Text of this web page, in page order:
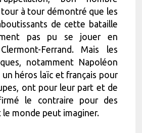
à tour démontré que les
de cette bataille
pas pu se jouer en
Ferrand. Mais les
notamment Napoléon
héros laïc et français pour
ont pour leur part et de
le contraire pour des
monde peut imaginer.